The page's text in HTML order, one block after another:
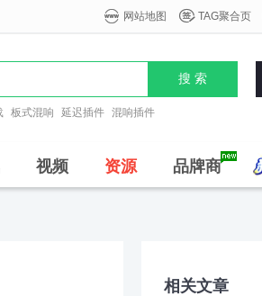
 网站地图  TAG聚合页
搜 索
板式混响 延迟插件 混响插件
视频 资源 品牌商
相关文章